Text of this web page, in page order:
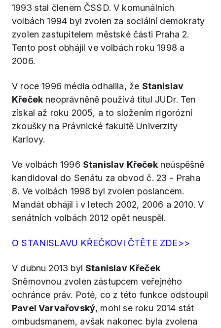
1993 stal členem ČSSD. V komunálních
volbách 1994 byl zvolen za sociální demokraty
zvolen zastupitelem městské části Praha 2.
Tento post obhájil ve volbách roku 1998 a
2006.
V roce 1996 média odhalila, že Stanislav
Křeček neoprávněně používá titul JUDr. Ten
získal až roku 2005, a to složením rigorózní
zkoušky na Právnické fakultě Univerzity
Karlovy.
Ve volbách 1996 Stanislav Křečekneúspěšně
kandidoval do Senátu za obvod č. 23 - Praha
8. Ve volbách 1998 byl zvolen poslancem.
Mandát obhájil i v letech 2002, 2006 a 2010. V
senátních volbách 2012 opět neuspěl.
O STANISLAVU KŘEČKOVI ČTĚTE ZDE>>
V dubnu 2013 byl Stanislav Křeček
Sněmovnou zvolen zástupcem veřejného
ochránce práv. Poté, co z této funkce odstoupil
Pavel Varvařovský, mohl se roku 2014 stát
ombudsmanem, avšak nakonec byla zvolena